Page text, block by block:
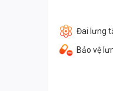
Đai lưng
Bảo vệ